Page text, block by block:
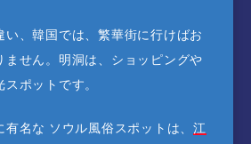
い、韓国では、繁華街に行けばお
ません。明洞は、ショッピングや
ポットです。
名な ソウル風俗スポットは、 江